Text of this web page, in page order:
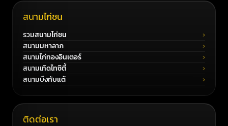
สนามไก่ชน
รวมสนามไก่ชน
สนามมหาลาภ
สนามไก่ทองอินเตอร์
สนามเทิดไทซิตี้
สนามบึงทับแต้
ติดต่อเรา